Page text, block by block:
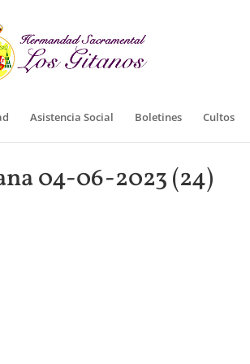
Asistencia Social Boletines Cultos
04-06-2023 (24)